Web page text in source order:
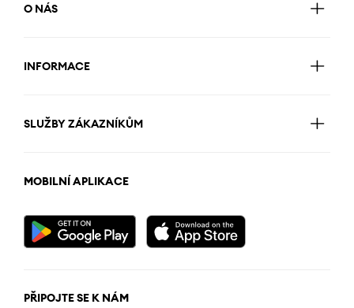
O NÁS
INFORMACE
SLUŽBY ZÁKAZNÍKŮM
MOBILNÍ APLIKACE
PŘIPOJTE SE K NÁM